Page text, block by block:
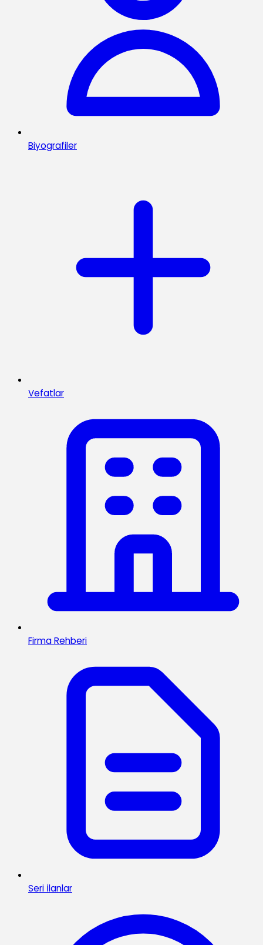
Biyografiler
Vefatlar
Firma Rehberi
Seri İlanlar